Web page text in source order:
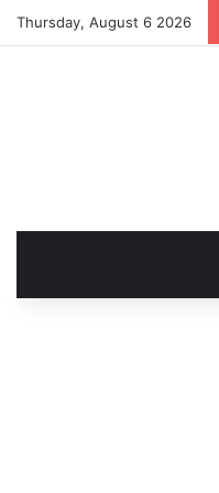
Thursday, August 6 2026